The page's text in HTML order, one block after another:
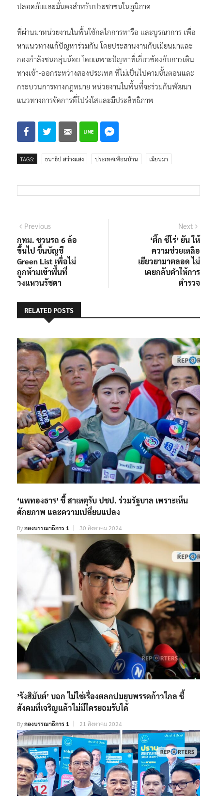
ปลอดภัยและมั่นคงสำหรับประชาชนในภูมิภาค
ที่ผ่านมาหน่วยงานในพื้นใช้กลไกการหารือ และบูรณาการ​ เพื่อ
หาแนวทางแก้ปัญหาร่วมกัน โดยประสานงานกับเมียนมาและ
กองกำลังชนกลุ่มน้อย โดยเฉพาะปัญหาที่เกี่ยวข้องกับการเดิน
ทางเข้า-ออกระหว่างสองประเทศ ที่ไม่เป็นไปตามขั้นตอนและ
กระบวนการทางกฎหมาย หน่วยงานในพื้นที่จะร่วมกันพัฒนา
แนวทางการจัดการที่โปร่งใสและมีประสิทธิภาพ
TAGS: ธนาธิป สว่างแสง ประเทศเพื่อนบ้าน เมียนมา
แนะแนว
เรื่อง
PreviousPrevious
post:
กทม. ชวนรถ 6 ล้อ
ขึ้นไป ขึ้นบัญชี
Green List เพื่อไม่
ถูกห้ามเข้าพื้นที่
วงแหวนรัชดา
Next
post:
‘ติ๊ก ชีโร่’ ยัน ให้
ความช่วยเหลือ
เยียวยามาตลอด ไม่
เคยกลับคำให้การ
ตำรวจ
RELATED POSTS
‘แพทองธาร’ ชี้ สาเหตุรับ ปชป. ร่วมรัฐบาล เพราะเห็น
ศักยภาพ และความเปลี่ยนแปลง
Byกองบรรณาธิการ 1 30 สิงหาคม 2024
’รังสิมันต์’ บอก ไม่ใช่เรื่องตลกปมยุบพรรคก้าวไกล ชี้
สังคมที่เจริญแล้วไม่มีใครยอมรับได้
Byกองบรรณาธิการ 1 21 สิงหาคม 2024